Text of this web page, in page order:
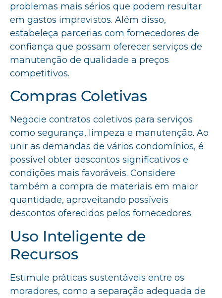
problemas mais sérios que podem resultar
em gastos imprevistos. Além disso,
estabeleça parcerias com fornecedores de
confiança que possam oferecer serviços de
manutenção de qualidade a preços
competitivos.
Compras Coletivas
Negocie contratos coletivos para serviços
como segurança, limpeza e manutenção. Ao
unir as demandas de vários condomínios, é
possível obter descontos significativos e
condições mais favoráveis. Considere
também a compra de materiais em maior
quantidade, aproveitando possíveis
descontos oferecidos pelos fornecedores.
Uso Inteligente de
Recursos
Estimule práticas sustentáveis entre os
moradores, como a separação adequada de